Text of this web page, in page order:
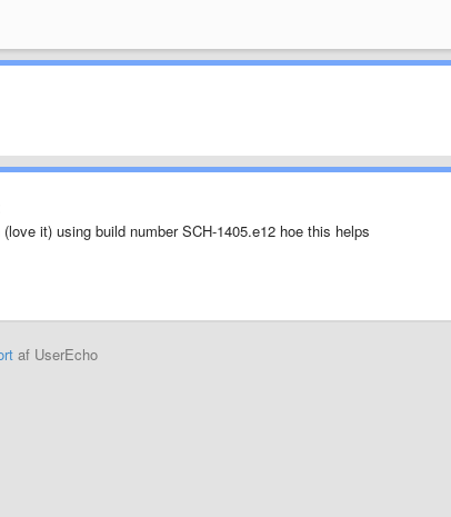
it) using build number SCH-1405.e12 hoe this helps
af UserEcho